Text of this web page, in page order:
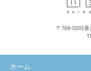
〒769-0201香
ホーム